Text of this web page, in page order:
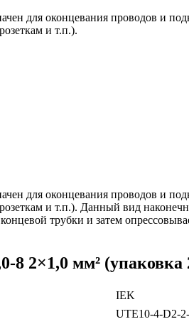
для оконцевания проводов и
и т.п.).
для оконцевания проводов и
и т.п.). Данный вид
трубки и затем
8 2×1,0 мм²
IEK
UTE10-4-D2-